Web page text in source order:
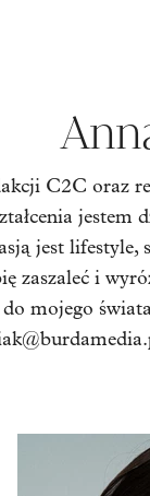
C2C oraz
jest
zaszaleć i
mojego